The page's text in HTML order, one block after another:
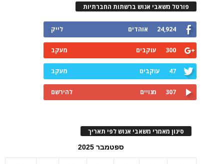
פורטל משאבי אנוש ברשתות החברתיות
24,924 אוהדים לייק
300 עוקבים מעקב
47 עוקבים מעקב
307 מנויים להירשם
סינון מאמרי משאבי אנוש לפי תאריך
ספטמבר 2025